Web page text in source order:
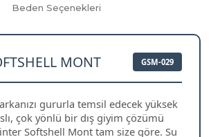
Beden Seçenekleri
MONT GSM-029
gururla temsil edecek yüksek
çok yönlü bir dış giyim çözümü
Softshell Mont tam size göre. Su